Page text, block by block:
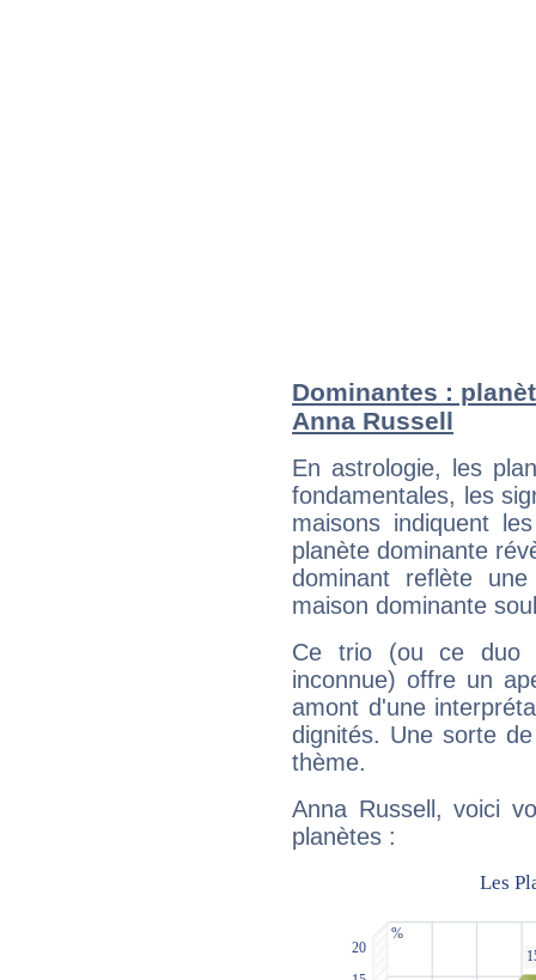
Dominantes :
Anna Russell
En astrologie, les
fondamentales, les
maisons indiquent
planète dominante
dominant reflète
maison dominante
Ce trio (ou ce duo
inconnue) offre un
amont d'une
dignités. Une sorte
thème.
Anna Russell, voici
planètes :